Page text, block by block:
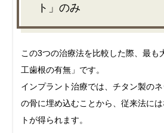
ト」のみ
この3つの治療法を比較した際、最も
工歯根の有無」です。
インプラント治療では、チタン製の
の骨に埋め込むことから、従来法に
トが得られます。